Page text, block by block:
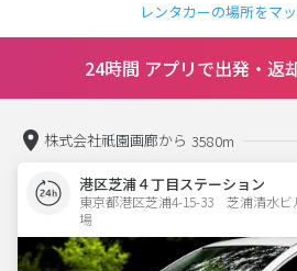
レンタカーの場所をマ
24時間 アプリで出発・返
株式会社祇園画廊から 3580m
港区芝浦４丁目ステーション
東京都港区芝浦4-15-33　芝浦清水
場